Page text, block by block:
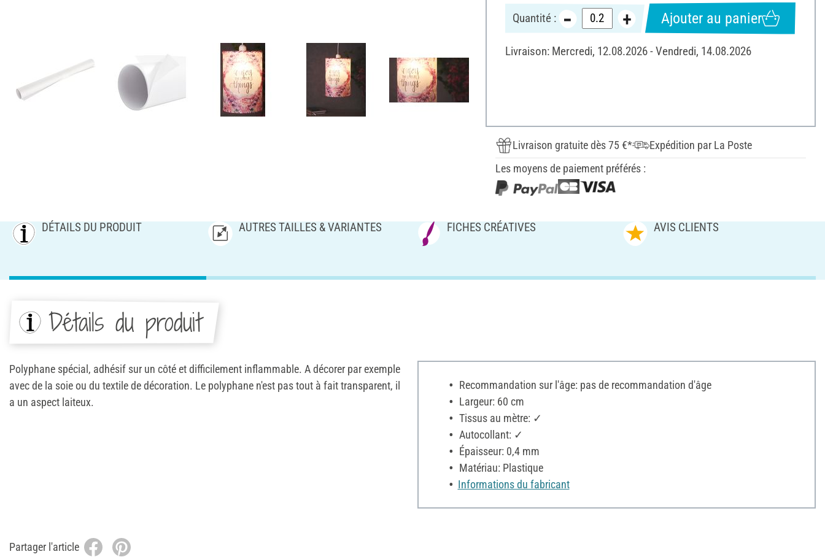
Quantité : Ajouter au panier
Livraison: Mercredi, 12.08.2026 - Vendredi, 14.08.2026
Livraison gratuite dès 75 €*
Expédition par La Poste
Les moyens de paiement préférés :
DÉTAILS DU PRODUIT AUTRES TAILLES & VARIANTES FICHES CRÉATIVES AVIS CLIENTS
Détails du produit
Polyphane spécial, adhésif sur un côté et difficilement inflammable. A décorer par exemple
avec de la soie ou du textile de décoration. Le polyphane n'est pas tout à fait transparent, il
a un aspect laiteux.
Recommandation sur l'âge: pas de recommandation d'âge
Largeur: 60 cm
Tissus au mètre: ✓
Autocollant: ✓
Épaisseur: 0,4 mm
Matériau: Plastique
Informations du fabricant
Partager l'article